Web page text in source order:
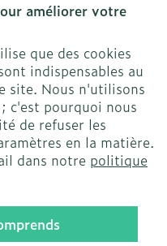
améliorer votre
que des cookies
indispensables au
site. Nous n'utilisons
c'est pourquoi nous
de refuser les
en la matière.
dans notre politique
abonnez à notre
de confidentialité